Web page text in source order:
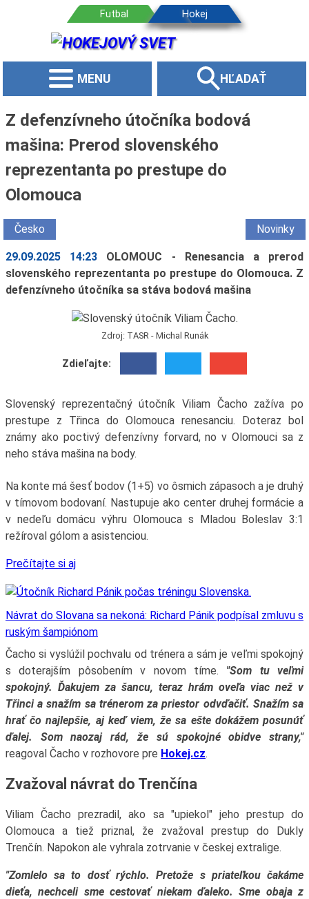
MENU HĽADAŤ
Z defenzívneho útočníka bodová
mašina: Prerod slovenského
reprezentanta po prestupe do
Olomouca
Česko Novinky
29.09.2025 14:23
OLOMOUC - Renesancia a prerod
slovenského reprezentanta po prestupe do Olomouca. Z
defenzívneho útočníka sa stáva bodová mašina
Zdroj: TASR - Michal Runák
Zdieľajte:
Slovenský reprezentačný útočník Viliam Čacho zažíva po
prestupe z Třinca do Olomouca renesanciu. Doteraz bol
známy ako poctivý defenzívny forvard, no v Olomouci sa z
neho stáva mašina na body.
Na konte má šesť bodov (1+5) vo ôsmich zápasoch a je druhý
v tímovom bodovaní. Nastupuje ako center druhej formácie a
v nedeľu domácu výhru Olomouca s Mladou Boleslav 3:1
režíroval gólom a asistenciou.
Prečítajte si aj
Návrat do Slovana sa nekoná: Richard Pánik podpísal zmluvu s
ruským šampiónom
Čacho si vyslúžil pochvalu od trénera a sám je veľmi spokojný
s doterajším pôsobením v novom tíme. "Som tu veľmi
spokojný. Ďakujem za šancu, teraz hrám oveľa viac než v
Třinci a snažím sa trénerom za priestor odvďačiť. Snažím sa
hrať čo najlepšie, aj keď viem, že sa ešte dokážem posunúť
ďalej. Som naozaj rád, že sú spokojné obidve strany,"
reagoval Čacho v rozhovore pre Hokej.cz.
Zvažoval návrat do Trenčína
Viliam Čacho prezradil, ako sa "upiekol" jeho prestup do
Olomouca a tiež priznal, že zvažoval prestup do Dukly
Trenčín. Napokon ale vyhrala zotrvanie v českej extralige.
"Zomlelo sa to dosť rýchlo. Pretože s priateľkou čakáme
dieťa, nechceli sme cestovať niekam ďaleko. Sme obaja z